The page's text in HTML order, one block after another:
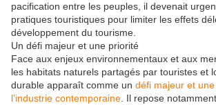
pacification entre les peuples, il devenait
pratiques touristiques pour limiter les effets
développement du tourisme.
Un défi majeur et une priorité
Face aux enjeux environnementaux et aux
les habitats naturels partagés par touristes et
durable apparaît comme un défi majeur et
l’industrie contemporaine . Il repose